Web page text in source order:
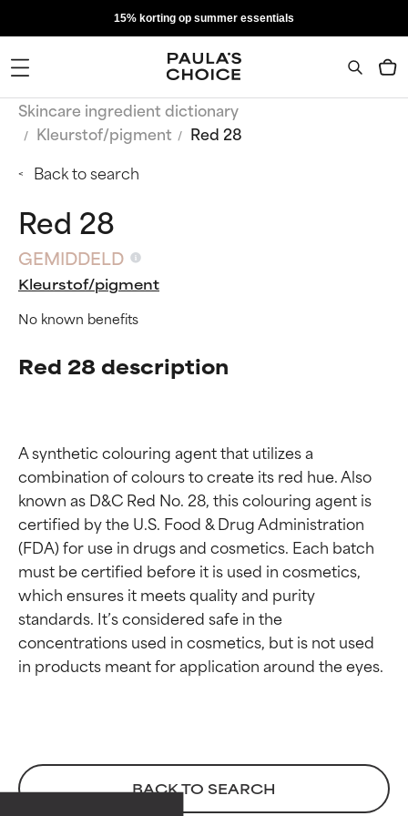
15% korting op summer essentials
Skincare ingredient dictionary
Kleurstof/pigment
Red 28
Back to search
Red 28
GEMIDDELD
Kleurstof/pigment
No known benefits
Red 28 description
A synthetic colouring agent that utilizes a
combination of colours to create its red hue. Also
known as D&C Red No. 28, this colouring agent is
certified by the U.S. Food & Drug Administration
(FDA) for use in drugs and cosmetics. Each batch
must be certified before it is used in cosmetics,
which ensures it meets quality and purity
standards. It’s considered safe in the
concentrations used in cosmetics, but is not used
BACK TO SEARCH